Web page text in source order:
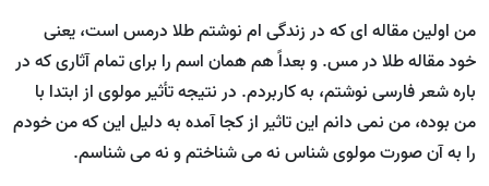
من اولین مقاله ای که در زندگی ام نوشتم طلا درمس است، یعنی
خود مقاله طلا در مس. و بعداً هم همان اسم را برای تمام آثاری که در
باره شعر فارسی نوشتم، به کاربردم. در نتیجه تأثیر مولوی از ابتدا با
من بوده، من نمی دانم این تاثیر از کجا آمده به دلیل این که من خودم
را به آن صورت مولوی شناس نه می شناختم و نه می شناسم.